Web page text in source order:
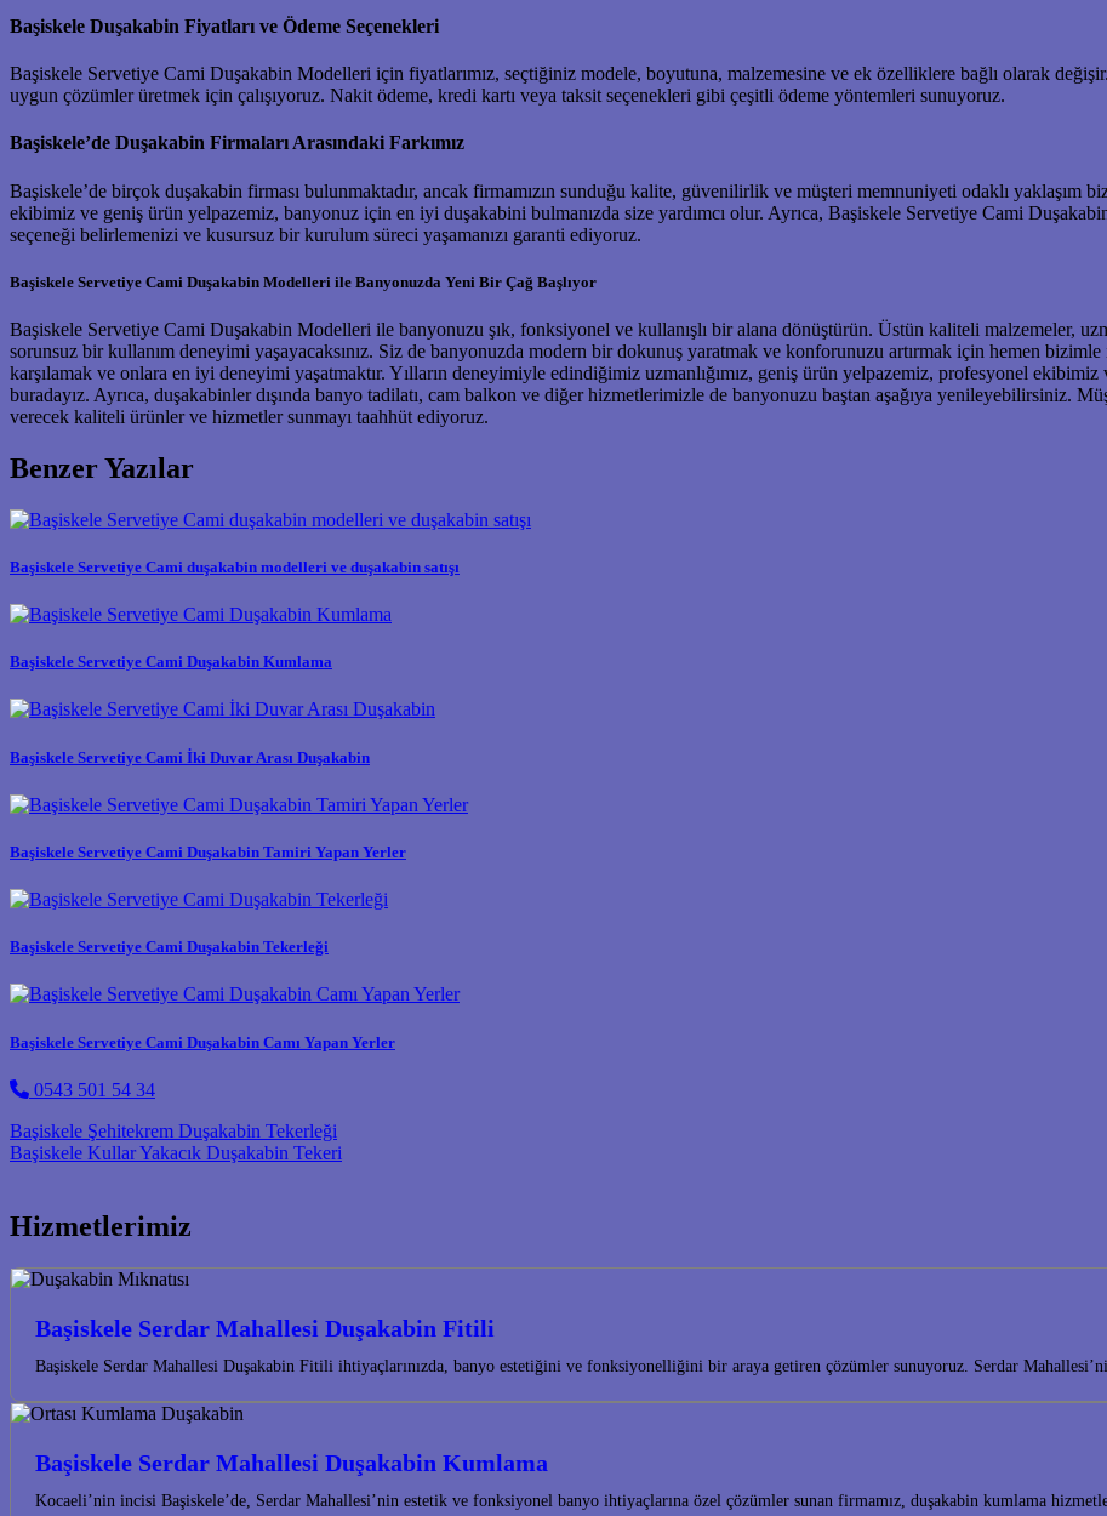
Başiskele Duşakabin Fiyatları ve Ödeme Seçenekleri
Başiskele Servetiye Cami Duşakabin Modelleri için fiyatlarımız, seçtiğiniz modele, boyutuna, malzemesine ve ek özelliklere bağlı olarak
uygun çözümler üretmek için çalışıyoruz. Nakit ödeme, kredi kartı veya taksit seçenekleri gibi çeşitli ödeme yöntemleri sunuyoruz.
Başiskele’de Duşakabin Firmaları Arasındaki Farkımız
Başiskele’de birçok duşakabin firması bulunmaktadır, ancak firmamızın sunduğu kalite, güvenilirlik ve müşteri memnuniyeti odaklı yaklaşım
ekibimiz ve geniş ürün yelpazemiz, banyonuz için en iyi duşakabini bulmanızda size yardımcı olur. Ayrıca, Başiskele Servetiye Cami
seçeneği belirlemenizi ve kusursuz bir kurulum süreci yaşamanızı garanti ediyoruz.
Başiskele Servetiye Cami Duşakabin Modelleri ile Banyonuzda Yeni Bir Çağ Başlıyor
Başiskele Servetiye Cami Duşakabin Modelleri ile banyonuzu şık, fonksiyonel ve kullanışlı bir alana dönüştürün. Üstün kaliteli malzemeler,
sorunsuz bir kullanım deneyimi yaşayacaksınız. Siz de banyonuzda modern bir dokunuş yaratmak ve konforunuzu artırmak için hemen
karşılamak ve onlara en iyi deneyimi yaşatmaktır. Yılların deneyimiyle edindiğimiz uzmanlığımız, geniş ürün yelpazemiz, profesyonel
buradayız. Ayrıca, duşakabinler dışında banyo tadilatı, cam balkon ve diğer hizmetlerimizle de banyonuzu baştan aşağıya yenileyebilirsiniz.
verecek kaliteli ürünler ve hizmetler sunmayı taahhüt ediyoruz.
Benzer Yazılar
Başiskele Servetiye Cami duşakabin modelleri ve duşakabin satışı
Başiskele Servetiye Cami Duşakabin Kumlama
Başiskele Servetiye Cami İki Duvar Arası Duşakabin
Başiskele Servetiye Cami Duşakabin Tamiri Yapan Yerler
Başiskele Servetiye Cami Duşakabin Tekerleği
Başiskele Servetiye Cami Duşakabin Camı Yapan Yerler
0543 501 54 34
Post navigation
Başiskele Şehitekrem Duşakabin Tekerleği
Başiskele Kullar Yakacık Duşakabin Tekeri
Hizmetlerimiz
Başiskele Serdar Mahallesi Duşakabin Fitili
Başiskele Serdar Mahallesi Duşakabin Fitili ihtiyaçlarınızda, banyo estetiğini ve fonksiyonelliğini bir araya getiren çözümler sunuyoruz. Serdar
Başiskele Serdar Mahallesi Duşakabin Kumlama
Kocaeli’nin incisi Başiskele’de, Serdar Mahallesi’nin estetik ve fonksiyonel banyo ihtiyaçlarına özel çözümler sunan firmamız, duşakabin kumlama